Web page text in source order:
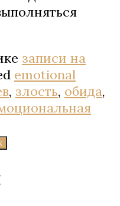
записи на
emotional
, злость, обида,